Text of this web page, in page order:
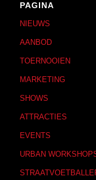
PAGINA
NIEUWS
AANBOD
TOERNOOIEN
MARKETING
SHOWS
ATTRACTIES
EVENTS
URBAN